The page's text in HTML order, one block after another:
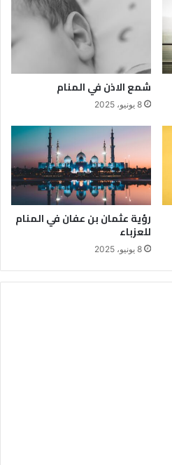
شمع الاذن في المنام
8 يونيو، 2025
رؤية عثمان بن عفان في المنام
للعزباء
8 يونيو، 2025